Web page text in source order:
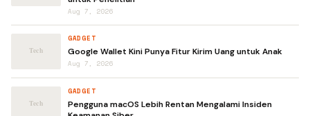
Aug 7, 2026
GADGET
Google Wallet Kini Punya Fitur Kirim Uang untuk Anak
Aug 7, 2026
GADGET
Pengguna macOS Lebih Rentan Mengalami Insiden